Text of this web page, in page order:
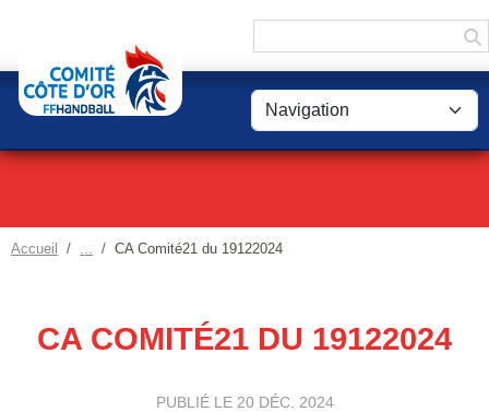
Accueil CA Comité21 du 19122024
CA COMITÉ21 DU 19122024
PUBLIÉ LE 20 DÉC. 2024